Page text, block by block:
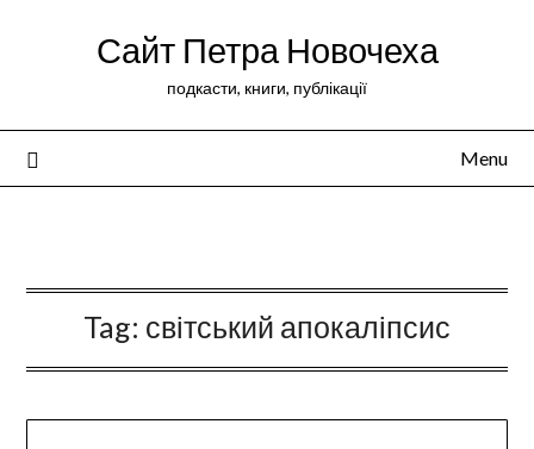
Сайт Петра Новочеха
подкасти, книги, публікації
Menu
Tag: світський апокаліпсис